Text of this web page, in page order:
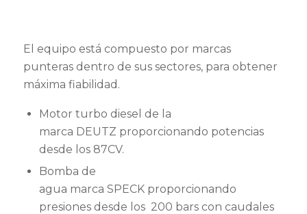
El equipo está compuesto por marcas
punteras dentro de sus sectores, para obtener
máxima fiabilidad.
Motor turbo diesel de la
marca DEUTZ proporcionando potencias
desde los 87CV.
Bomba de
agua marca SPECK proporcionando
presiones desde los 200 bars con caudales